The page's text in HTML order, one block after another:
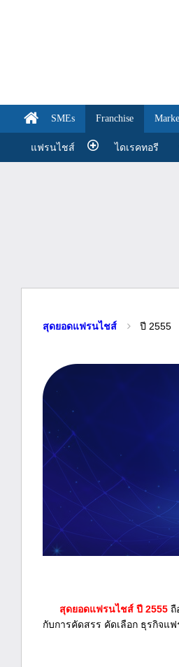
SMEs Franchise
แฟรนไชส์ ไดเรคทอรี
สุดยอดแฟรนไชส์ ปี 2555
สุดยอดแฟรนไชส์ ปี 2555 ถื
กับการคัดสรร คัดเลือก ธุรกิจ